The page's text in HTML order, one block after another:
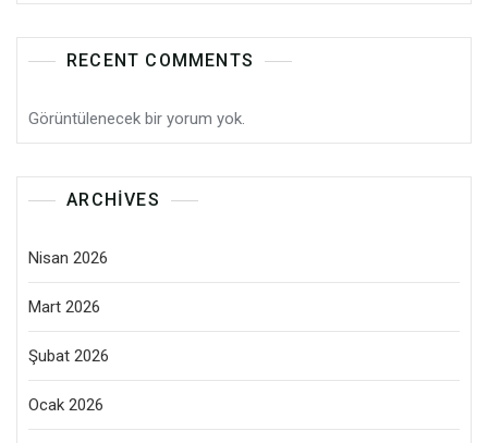
RECENT COMMENTS
Görüntülenecek bir yorum yok.
ARCHIVES
Nisan 2026
Mart 2026
Şubat 2026
Ocak 2026